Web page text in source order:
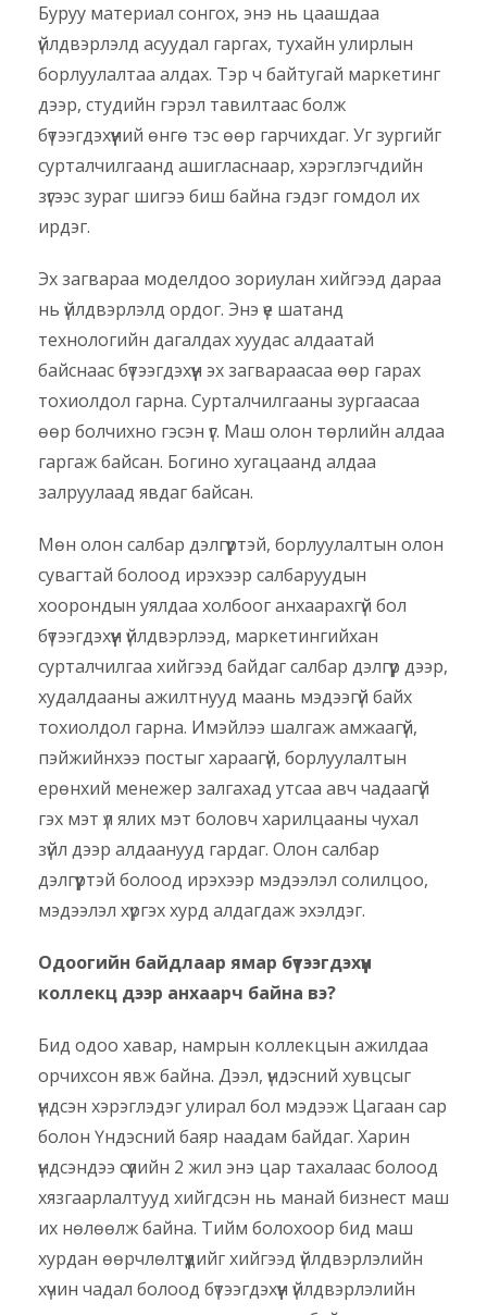
Буруу материал сонгох, энэ нь цаашдаа
үйлдвэрлэлд асуудал гаргах, тухайн улирлын
борлуулалтаа алдах. Тэр ч байтугай маркетинг
дээр, студийн гэрэл тавилтаас болж
бүтээгдэхүүний өнгө тэс өөр гарчихдаг. Уг зургийг
сурталчилгаанд ашигласнаар, хэрэглэгчдийн
зүгээс зураг шигээ биш байна гэдэг гомдол их
ирдэг.
Эх загвараа моделдоо зориулан хийгээд дараа
нь үйлдвэрлэлд ордог. Энэ үе шатанд
технологийн дагалдах хуудас алдаатай
байснаас бүтээгдэхүүн эх загвараасаа өөр гарах
тохиолдол гарна. Сурталчилгааны зургаасаа
өөр болчихно гэсэн үг. Маш олон төрлийн алдаа
гаргаж байсан. Богино хугацаанд алдаа
залруулаад явдаг байсан.
Мөн олон салбар дэлгүүртэй, борлуулалтын олон
сувагтай болоод ирэхээр салбаруудын
хоорондын уялдаа холбоог анхаарахгүй бол
бүтээгдэхүүн үйлдвэрлээд, маркетингийхан
сурталчилгаа хийгээд байдаг салбар дэлгүүр дээр,
худалдааны ажилтнууд маань мэдээгүй байх
тохиолдол гарна. Имэйлээ шалгаж амжаагүй,
пэйжийнхээ постыг хараагүй, борлуулалтын
ерөнхий менежер залгахад утсаа авч чадаагүй
гэх мэт үл ялих мэт боловч харилцааны чухал
зүйл дээр алдаанууд гардаг. Олон салбар
дэлгүүртэй болоод ирэхээр мэдээлэл солилцоо,
мэдээлэл хүргэх хурд алдагдаж эхэлдэг.
Одоогийн байдлаар ямар бүтээгдэхүүн
коллекц дээр анхаарч байна вэ?
Бид одоо хавар, намрын коллекцын ажилдаа
орчихсон явж байна. Дээл, үндэсний хувцсыг
үндсэн хэрэглэдэг улирал бол мэдээж Цагаан сар
болон Үндэсний баяр наадам байдаг. Харин
үндсэндээ сүүлийн 2 жил энэ цар тахалаас болоод
хязгаарлалтууд хийгдсэн нь манай бизнест маш
их нөлөөлж байна. Тийм болохоор бид маш
хурдан өөрчлөлтүүдийг хийгээд үйлдвэрлэлийн
хүчин чадал болоод бүтээгдэхүүн үйлдвэрлэлийн